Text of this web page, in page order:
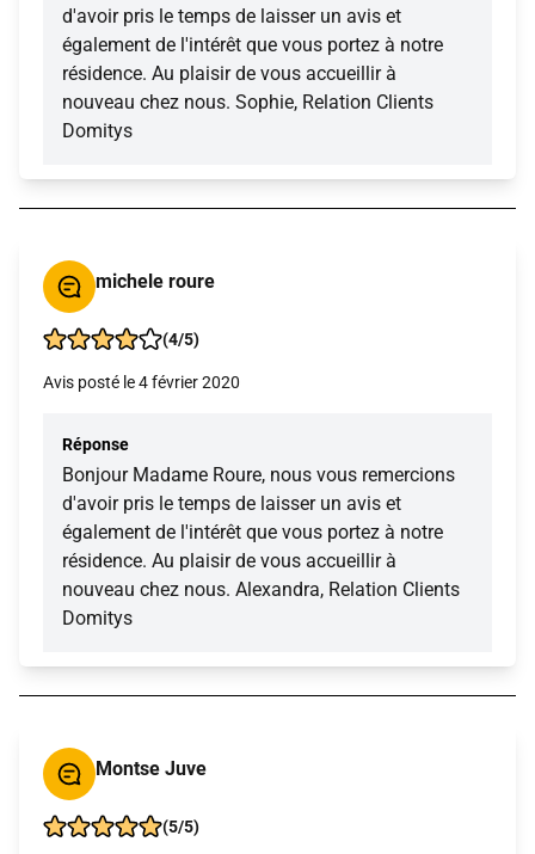
d'avoir pris le temps de laisser un avis et
également de l'intérêt que vous portez à notre
résidence. Au plaisir de vous accueillir à
nouveau chez nous. Sophie, Relation Clients
Domitys
michele roure
(4/5)
Avis posté le 4 février 2020
Réponse
Bonjour Madame Roure, nous vous remercions
d'avoir pris le temps de laisser un avis et
également de l'intérêt que vous portez à notre
résidence. Au plaisir de vous accueillir à
nouveau chez nous. Alexandra, Relation Clients
Domitys
Montse Juve
(5/5)